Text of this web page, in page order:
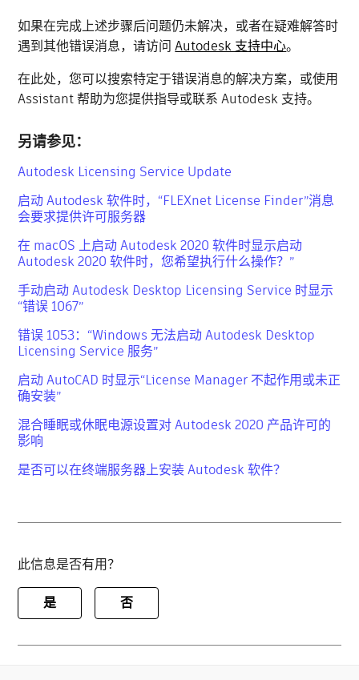
如果在完成上述步骤后问题仍未解决，或者在疑难解答时
遇到其他错误消息，请访问Autodesk 支持中心。
在此处，您可以搜索特定于错误消息的解决方案，或使用
Assistant 帮助为您提供指导或联系 Autodesk 支持。
另请参见：
Autodesk Licensing Service Update
启动 Autodesk 软件时，“FLEXnet License Finder”消息
会要求提供许可服务器
在 macOS 上启动 Autodesk 2020 软件时显示启动
Autodesk 2020 软件时，您希望执行什么操作？”
手动启动 Autodesk Desktop Licensing Service 时显示
“错误 1067”
错误 1053：“Windows 无法启动 Autodesk Desktop
Licensing Service 服务”
启动 AutoCAD 时显示“License Manager 不起作用或未正
确安装”
混合睡眠或休眠电源设置对 Autodesk 2020 产品许可的
影响
是否可以在终端服务器上安装 Autodesk 软件？
此信息是否有用？
是 否